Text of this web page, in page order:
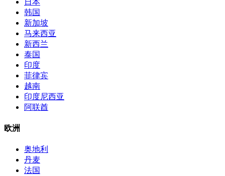
日本
韩国
新加坡
马来西亚
新西兰
泰国
印度
菲律宾
越南
印度尼西亚
阿联酋
欧洲
奥地利
丹麦
法国